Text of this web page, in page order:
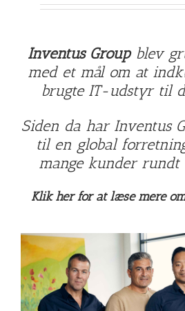
Inventus Group blev
med et mål om at
brugte IT-udstyr til
Siden da har Inventus
til en global
mange kunder
Klik her for at læse mere